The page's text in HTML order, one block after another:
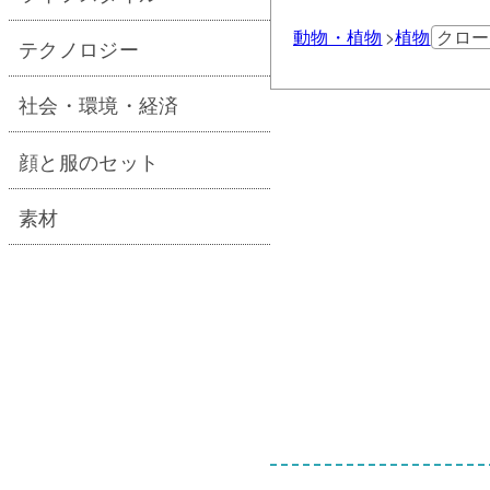
動物・植物 植物 クロ
テクノロジー
社会・環境・経済
顔と服のセット
素材